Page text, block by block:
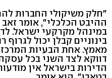
"חלק משיקולי החברות
ההיבט הכלכלי", אומר
במינהל מקרקעי ישראל.
בינוניים קבלן יכול
מאמץ. אחת הבעיות
דווקא לצד השני בכל
הדירות בישראל אין